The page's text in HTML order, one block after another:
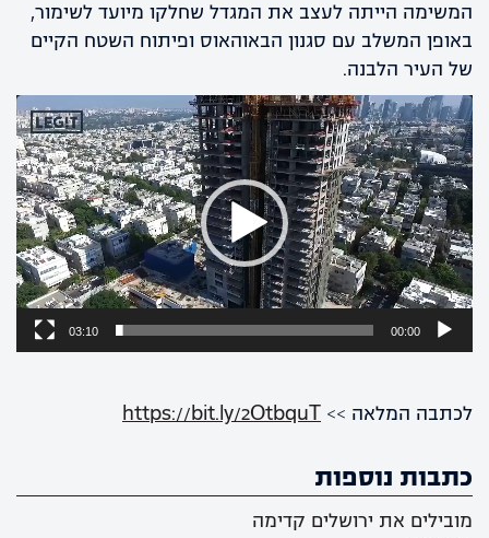
המשימה הייתה לעצב את המגדל שחלקו מיועד לשימור,
באופן המשלב עם סגנון הבאוהאוס ופיתוח השטח הקיים
של העיר הלבנה.
נגן
וידאו
00:00
03:10
לכתבה המלאה >> https://bit.ly/2OtbquT
כתבות נוספות
מובילים את ירושלים קדימה